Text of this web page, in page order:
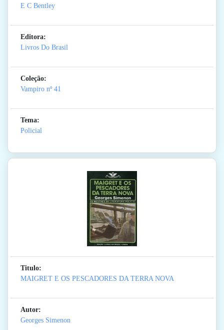
E C Bentley
Editora:
Livros Do Brasil
Coleção:
Vampiro nº 41
Tema:
Policial
Titulo:
MAIGRET E OS PESCADORES DA TERRA NOVA
Autor:
Georges Simenon